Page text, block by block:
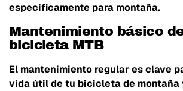
específicamente para montaña.
Mantenimiento básico
bicicleta MTB
El mantenimiento regular es clave
vida útil de tu bicicleta de montaña